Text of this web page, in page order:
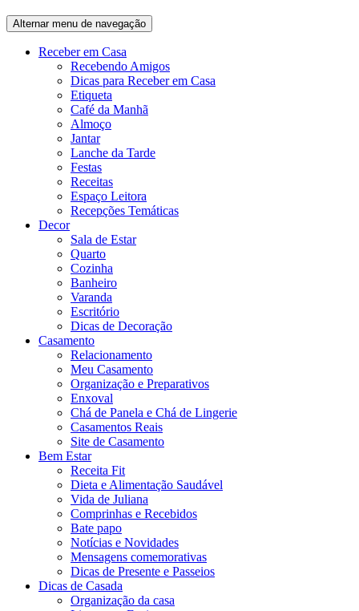
Alternar menu de navegação
Receber em Casa
Recebendo Amigos
Dicas para Receber em Casa
Etiqueta
Café da Manhã
Almoço
Jantar
Lanche da Tarde
Festas
Receitas
Espaço Leitora
Recepções Temáticas
Decor
Sala de Estar
Quarto
Cozinha
Banheiro
Varanda
Escritório
Dicas de Decoração
Casamento
Relacionamento
Meu Casamento
Organização e Preparativos
Enxoval
Chá de Panela e Chá de Lingerie
Casamentos Reais
Site de Casamento
Bem Estar
Receita Fit
Dieta e Alimentação Saudável
Vida de Juliana
Comprinhas e Recebidos
Bate papo
Notícias e Novidades
Mensagens comemorativas
Dicas de Presente e Passeios
Dicas de Casada
Organização da casa